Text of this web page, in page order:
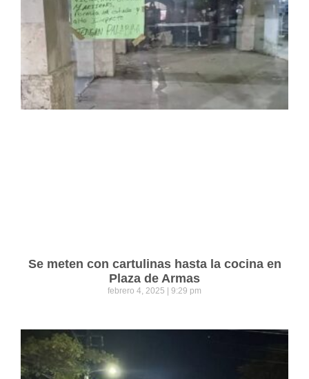
Se meten con cartulinas hasta la cocina en
Plaza de Armas
febrero 4, 2025 9:29 pm